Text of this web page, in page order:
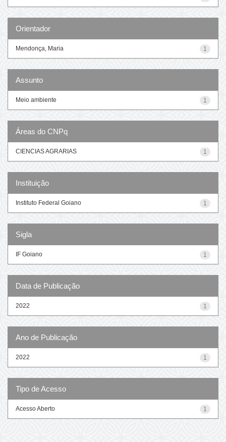
Orientador
1
Mendonça, Maria
Assunto
1
Meio ambiente
Áreas do CNPq
1
CIENCIAS AGRARIAS
Instituição
1
Instituto Federal Goiano
Sigla
1
IF Goiano
Data de Publicação
1
2022
Ano de Publicação
1
2022
Tipo de Acesso
1
Acesso Aberto